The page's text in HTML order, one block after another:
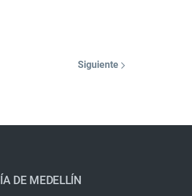
Siguiente
DE MEDELLÍN